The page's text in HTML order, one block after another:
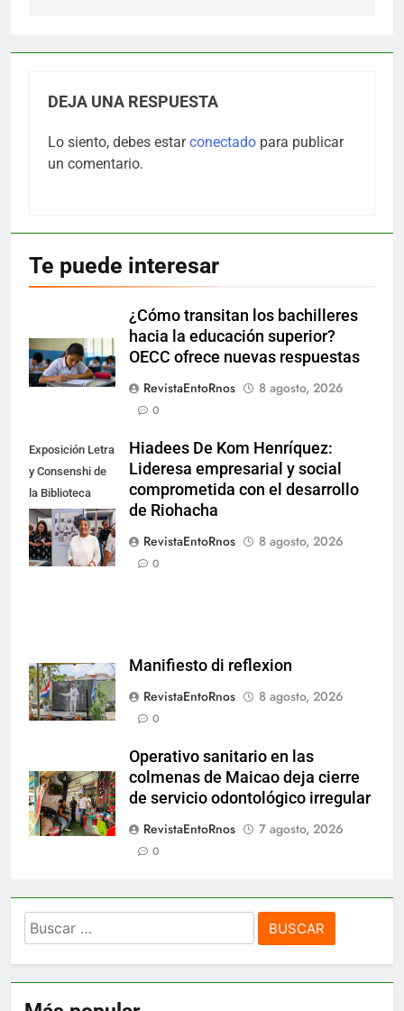
DEJA UNA RESPUESTA
Lo siento, debes estarconectado para publicar
un comentario.
Te puede interesar
¿Cómo transitan los bachilleres
hacia la educación superior?
OECC ofrece nuevas respuestas
RevistaEntoRnos
8 agosto, 2026
0
Exposición Letra
y Consenshi de
la Biblioteca
Nacional de
Aruba en San
Nicolás.
Hiadees De Kom Henríquez:
Lideresa empresarial y social
comprometida con el desarrollo
de Riohacha
RevistaEntoRnos
8 agosto, 2026
0
Manifiesto di reflexion
RevistaEntoRnos
8 agosto, 2026
0
Operativo sanitario en las
colmenas de Maicao deja cierre
de servicio odontológico irregular
RevistaEntoRnos
7 agosto, 2026
0
Buscar: